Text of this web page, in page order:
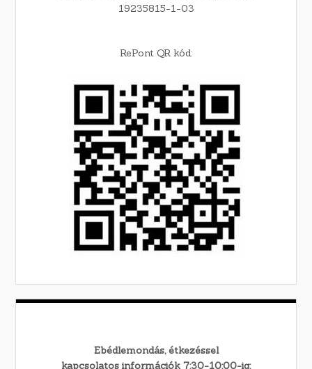
19235815-1-03
RePont QR kód:
Ebédlemondás, étkezéssel
kapcsolatos információk 7:30-10:00-ig: